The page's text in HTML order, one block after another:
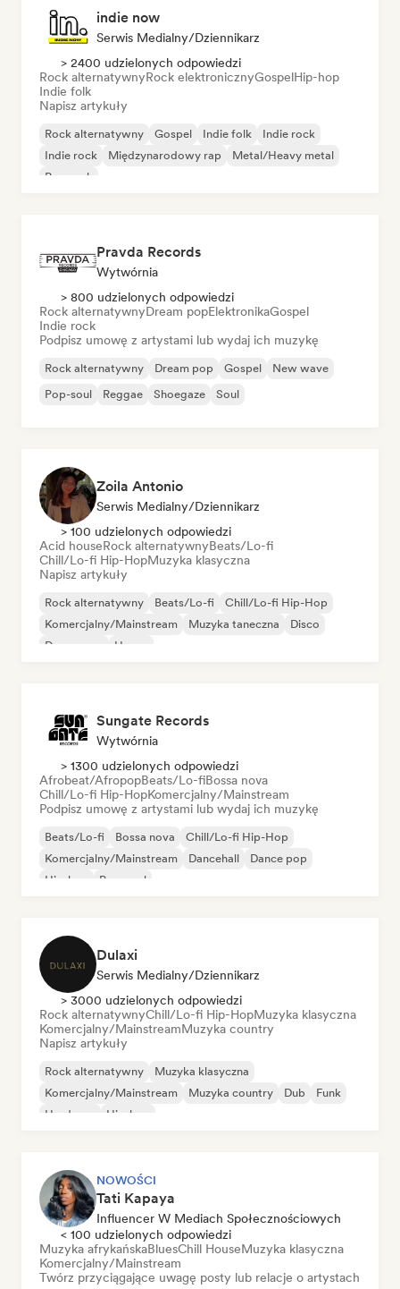
indie now
Serwis Medialny/Dziennikarz
> 2400 udzielonych odpowiedzi
Rock alternatywnyRock elektronicznyGospelHip-hop
Indie folk
Napisz artykuły
Rock alternatywny Gospel Indie folk
Indie rock
Indie rock
Międzynarodowy rap
Metal/Heavy metal
Pop rock
Pravda Records
Wytwórnia
> 800 udzielonych odpowiedzi
Rock alternatywnyDream popElektronikaGospel
Indie rock
Podpisz umowę z artystami lub wydaj ich muzykę
Rock alternatywny Dream pop Gospel
New wave
Pop-soul
Reggae Shoegaze Soul
Zoila Antonio
Serwis Medialny/Dziennikarz
> 100 udzielonych odpowiedzi
Acid houseRock alternatywnyBeats/Lo-fi
Chill/Lo-fi Hip-HopMuzyka klasyczna
Napisz artykuły
Rock alternatywny Beats/Lo-fi
Chill/Lo-fi Hip-Hop
Komercjalny/Mainstream
Muzyka taneczna
Disco
Dream pop
House
Sungate Records
Wytwórnia
> 1300 udzielonych odpowiedzi
Afrobeat/AfropopBeats/Lo-fiBossa nova
Chill/Lo-fi Hip-HopKomercjalny/Mainstream
Podpisz umowę z artystami lub wydaj ich muzykę
Beats/Lo-fi Bossa nova
Chill/Lo-fi Hip-Hop
Komercjalny/Mainstream
Dancehall
Dance pop
Hip-hop
Pop-soul
Dulaxi
Serwis Medialny/Dziennikarz
> 3000 udzielonych odpowiedzi
Rock alternatywnyChill/Lo-fi Hip-HopMuzyka klasyczna
Komercjalny/MainstreamMuzyka country
Napisz artykuły
Rock alternatywny
Muzyka klasyczna
Komercjalny/Mainstream
Muzyka country Dub
Funk
Hardcore
Hip-hop
NOWOŚCI
Tati Kapaya
Influencer W Mediach Społecznościowych
< 100 udzielonych odpowiedzi
Muzyka afrykańskaBluesChill HouseMuzyka klasyczna
Komercjalny/Mainstream
Twórz przyciągające uwagę posty lub relacje o artystach